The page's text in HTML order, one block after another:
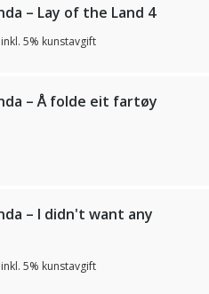
– Lay of the Land 4
inkl. 5% kunstavgift
– Å folde eit fartøy
– I didn't want any
inkl. 5% kunstavgift